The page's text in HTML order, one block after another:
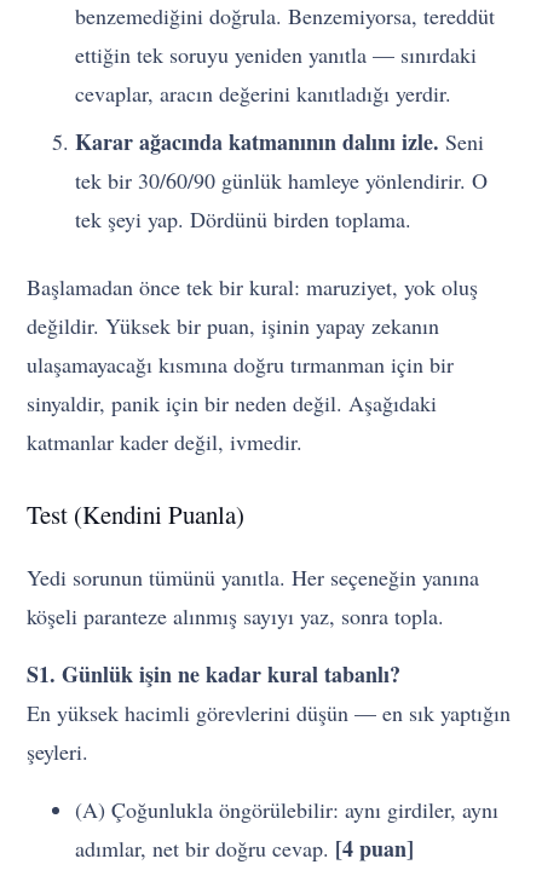
benzemediğini doğrula. Benzemiyorsa, tereddüt
ettiğin tek soruyu yeniden yanıtla — sınırdaki
cevaplar, aracın değerini kanıtladığı yerdir.
Karar ağacında katmanının dalını izle. Seni
tek bir 30/60/90 günlük hamleye yönlendirir. O
tek şeyi yap. Dördünü birden toplama.
Başlamadan önce tek bir kural: maruziyet, yok oluş
değildir. Yüksek bir puan, işinin yapay zekanın
ulaşamayacağı kısmına doğru tırmanman için bir
sinyaldir, panik için bir neden değil. Aşağıdaki
katmanlar kader değil, ivmedir.
Test (Kendini Puanla)
Yedi sorunun tümünü yanıtla. Her seçeneğin yanına
köşeli paranteze alınmış sayıyı yaz, sonra topla.
S1. Günlük işin ne kadar kural tabanlı?
En yüksek hacimli görevlerini düşün — en sık yaptığın
şeyleri.
(A) Çoğunlukla öngörülebilir: aynı girdiler, aynı
adımlar, net bir doğru cevap. [4 puan]